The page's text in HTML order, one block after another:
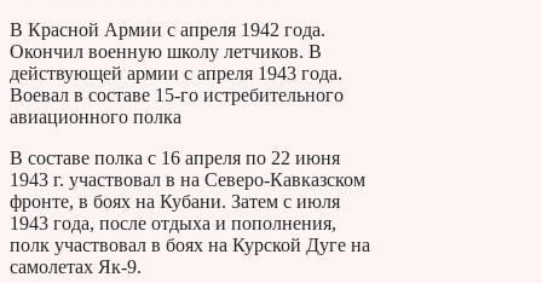
В Красной Армии с апреля 1942 года.
Окончил военную школу летчиков. В
действующей армии с апреля 1943 года.
Воевал в составе 15-го истребительного
авиационного полка
В составе полка с 16 апреля по 22 июня
1943 г. участвовал в на Северо-Кавказском
фронте, в боях на Кубани. Затем с июля
1943 года, после отдыха и пополнения,
полк участвовал в боях на Курской Дуге на
самолетах Як-9.